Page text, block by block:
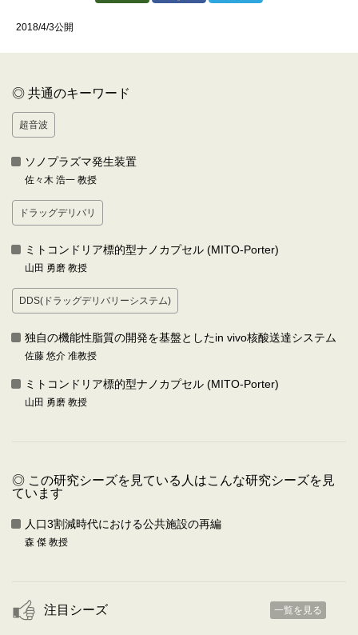
2018/4/3公開
◎ 共通のキーワード
超音波
ソノプラズマ発生装置
佐々木 浩一 教授
ドラッグデリバリ
ミトコンドリア標的型ナノカプセル (MITO-Porter)
山田 勇磨 教授
DDS(ドラッグデリバリーシステム)
独自の機能性脂質の開発を基盤としたin vivo核酸送達システム
佐藤 悠介 准教授
ミトコンドリア標的型ナノカプセル (MITO-Porter)
山田 勇磨 教授
◎ この研究シーズを見ている人はこんな研究シーズを見
ています
人口3割減時代における公共施設の再編
森 傑 教授
注目シーズ 一覧を見る